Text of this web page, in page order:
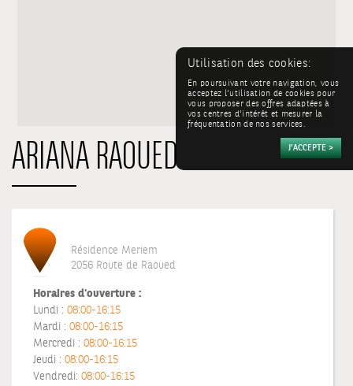
ARIANA RAOUED
Résidence Meriem
2056 Route de Raoued
Horaires d'ouverture :
Lundi : 08:00-16:15
Mardi : 08:00-16:15
Mercredi : 08:00-16:15
Jeudi : 08:00-16:15
Vendredi: 08:00-16:15
Utilisation des cookies:
En poursuivant votre navigation, vous
acceptez l'utilisation de cookies pour
vous proposer des offres adaptées à
vos centres d'intérêt et mesurer la
fréquentation de nos services.